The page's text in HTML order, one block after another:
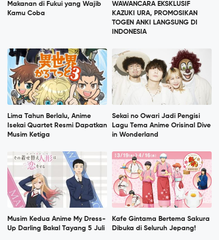
Makanan di Fukui yang Wajib
Kamu Coba
WAWANCARA EKSKLUSIF
KAZUKI URA, PROMOSIKAN
TOGEN ANKI LANGSUNG DI
INDONESIA
Lima Tahun Berlalu, Anime
Isekai Quartet Resmi Dapatkan
Musim Ketiga
Sekai no Owari Jadi Pengisi
Lagu Tema Anime Orisinal Dive
in Wonderland
Musim Kedua Anime My Dress-
Up Darling Bakal Tayang 5 Juli
Kafe Gintama Bertema Sakura
Dibuka di Seluruh Jepang!